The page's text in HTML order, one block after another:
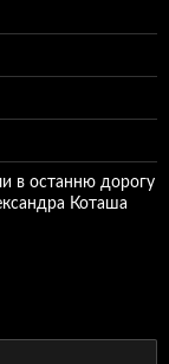
в останню дорогу
Коташа